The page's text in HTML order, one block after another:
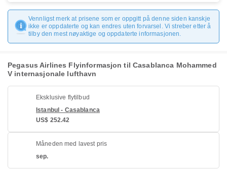
Vennligst merk at prisene som er oppgitt på denne siden kanskje
ikke er oppdaterte og kan endres uten forvarsel. Vi streber etter å
tilby den mest nøyaktige og oppdaterte informasjonen.
Pegasus Airlines Flyinformasjon til Casablanca Mohammed
V internasjonale lufthavn
Eksklusive flytilbud
Istanbul - Casablanca
US$ 252.42
Måneden med lavest pris
sep.